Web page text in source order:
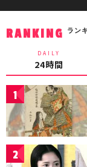
RANKING ラン
DAILY
24時間
1
2